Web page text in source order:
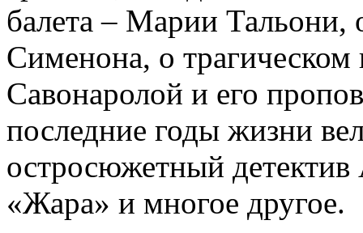
балета – Марии
Сименона, о трагическом
Савонаролой и его
последние годы жизни
остросюжетный детектив
«Жара» и многое другое.